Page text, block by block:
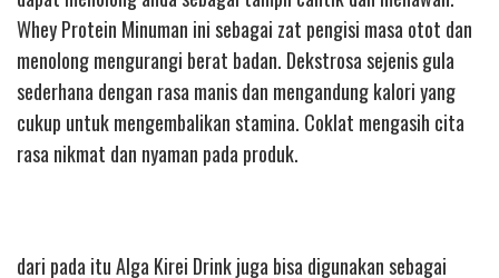
Whey Protein Minuman ini sebagai zat pengisi masa otot dan
menolong mengurangi berat badan. Dekstrosa sejenis gula
sederhana dengan rasa manis dan mengandung kalori yang
cukup untuk mengembalikan stamina. Coklat mengasih cita
rasa nikmat dan nyaman pada produk.
dari pada itu Alga Kirei Drink juga bisa digunakan sebagai